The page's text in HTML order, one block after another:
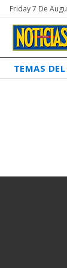
Friday 7 De
TEMAS